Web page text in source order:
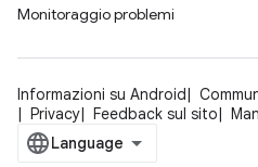
Monitoraggio problemi
Informazioni su Android
Privacy
Feedback sul sito